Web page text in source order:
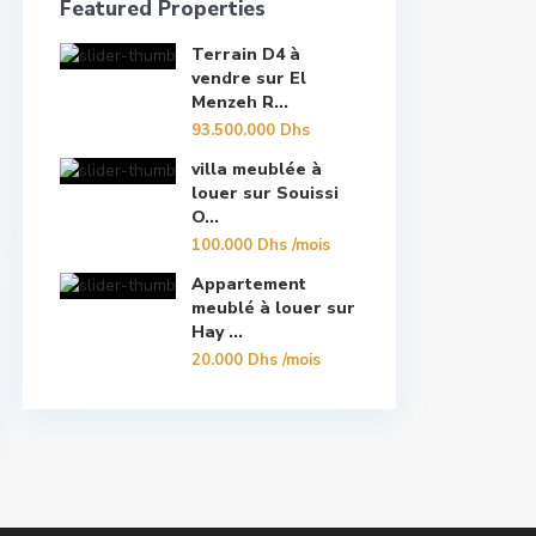
Featured Properties
Terrain D4 à
vendre sur El
Menzeh R...
93.500.000 Dhs
villa meublée à
louer sur Souissi
O...
100.000 Dhs/mois
Appartement
meublé à louer sur
Hay ...
20.000 Dhs/mois